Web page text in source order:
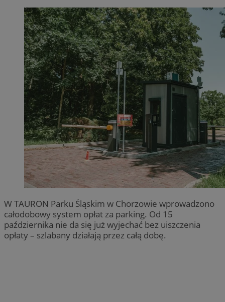
W TAURON Parku Śląskim w Chorzowie wprowadzono
całodobowy system opłat za parking. Od 15
października nie da się już wyjechać bez uiszczenia
opłaty – szlabany działają przez całą dobę.